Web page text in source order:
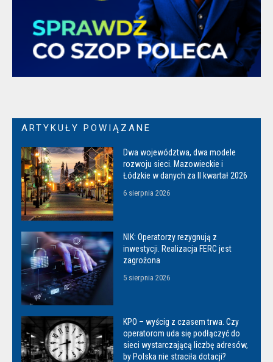
ARTYKUŁY POWIĄZANE
Dwa województwa, dwa modele
rozwoju sieci. Mazowieckie i
Łódzkie w danych za II kwartał 2026
6 sierpnia 2026
NIK: Operatorzy rezygnują z
inwestycji. Realizacja FERC jest
zagrożona
5 sierpnia 2026
KPO – wyścig z czasem trwa. Czy
operatorom uda się podłączyć do
sieci wystarczającą liczbę adresów,
by Polska nie straciła dotacji?